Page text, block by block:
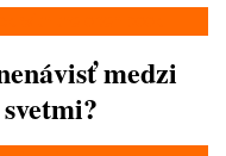
medzi